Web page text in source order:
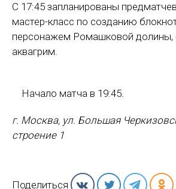
С 17:45 запланированы
мастер-класс по созданию
персонажем Ромашковой долины,
аквагрим.
Начало матча в 19:45.
г. Москва, ул. Большая
строение 1
Поделиться